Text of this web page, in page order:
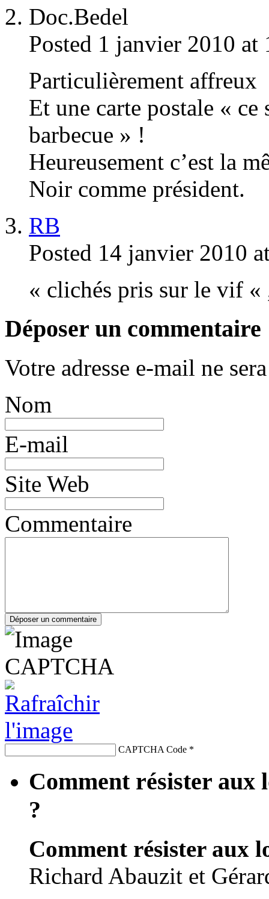
Doc.Bedel
Posted 1 janvier 2010
Particulièrement affreux
Et une carte postale «
barbecue » !
Heureusement c’est la
Noir comme président.
RB
Posted 14 janvier 2010
« clichés pris sur le vif
Déposer un commentaire
Votre adresse e-mail ne
Nom
E-mail
Site Web
Commentaire
CAPTCHA Code *
Comment résister
?
Comment résister aux
Richard Abauzit et